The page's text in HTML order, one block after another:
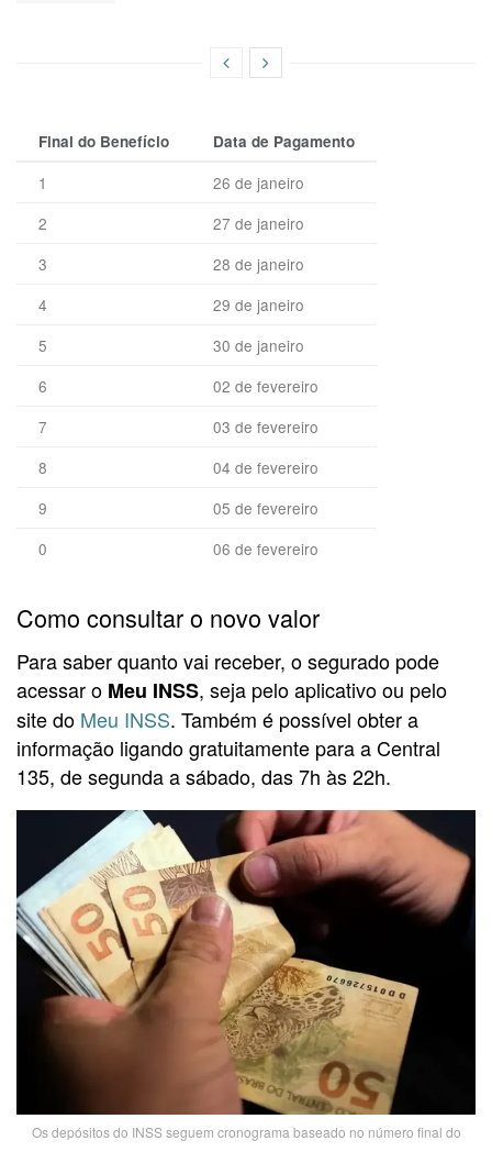
Final do Benefício Data de Pagamento
1
26 de janeiro
2
27 de janeiro
3
28 de janeiro
4
29 de janeiro
5
30 de janeiro
6
02 de fevereiro
7
03 de fevereiro
8
04 de fevereiro
9
05 de fevereiro
0
06 de fevereiro
Como consultar o novo valor
Para saber quanto vai receber, o segurado pode
acessar o Meu INSS, seja pelo aplicativo ou pelo
site do Meu INSS. Também é possível obter a
informação ligando gratuitamente para a Central
135, de segunda a sábado, das 7h às 22h.
Os depósitos do INSS seguem cronograma baseado no número final do